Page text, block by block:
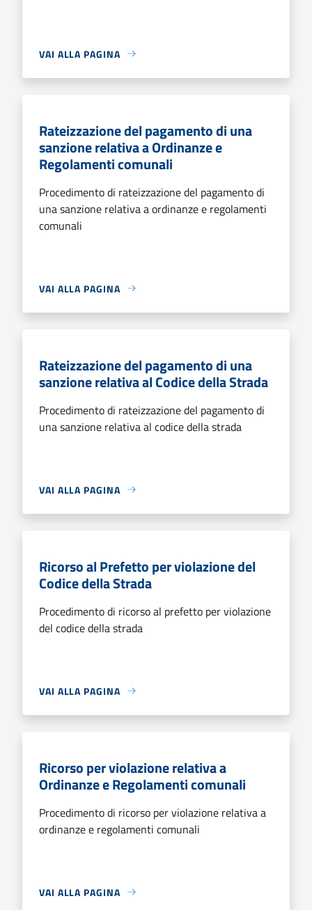
VAI ALLA PAGINA
Rateizzazione del pagamento di una
sanzione relativa a Ordinanze e
Regolamenti comunali
Procedimento di rateizzazione del pagamento di
una sanzione relativa a ordinanze e regolamenti
comunali
VAI ALLA PAGINA
Rateizzazione del pagamento di una
sanzione relativa al Codice della Strada
Procedimento di rateizzazione del pagamento di
una sanzione relativa al codice della strada
VAI ALLA PAGINA
Ricorso al Prefetto per violazione del
Codice della Strada
Procedimento di ricorso al prefetto per violazione
del codice della strada
VAI ALLA PAGINA
Ricorso per violazione relativa a
Ordinanze e Regolamenti comunali
Procedimento di ricorso per violazione relativa a
ordinanze e regolamenti comunali
VAI ALLA PAGINA